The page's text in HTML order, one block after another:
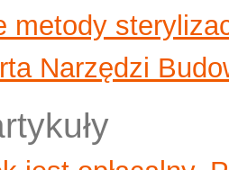
metody
Narzędzi